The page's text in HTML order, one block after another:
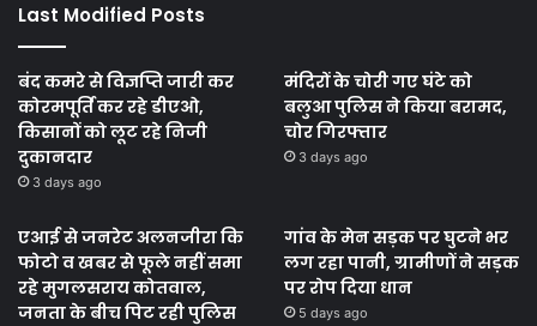
Last Modified Posts
बंद कमरे से विज्ञप्ति जारी कर
कोरमपूर्ति कर रहे डीएओ,
किसानों को लूट रहे निजी
दुकानदार
3 days ago
मंदिरों के चोरी गए घंटे को
बलुआ पुलिस ने किया बरामद,
चोर गिरफ्तार
3 days ago
एआई से जनरेट अलनजीरा कि
फोटो व खबर से फूले नहीं समा
रहे मुगलसराय कोतवाल,
जनता के बीच पिट रही पुलिस
गांव के मेन सड़क पर घुटने भर
लग रहा पानी, ग्रामीणों ने सड़क
पर रोप दिया धान
5 days ago